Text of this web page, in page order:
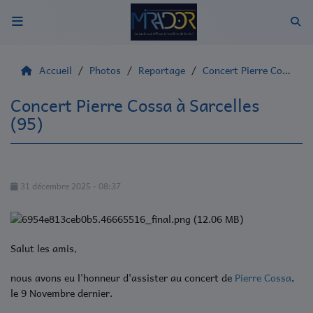
Accueil
Qui sommes nous ?
Radio
Equipes
Musique
Artistes
Accueil Photos Reportage Concert Pierre Cossa à Sarcelles (95)
Concert Pierre Cossa à Sarcelles
(95)
31 décembre 2025 - 08:37
Salut les amis,
nous avons eu l'honneur d'assister au concert dePierre Cossa,
le 9 Novembre dernier.